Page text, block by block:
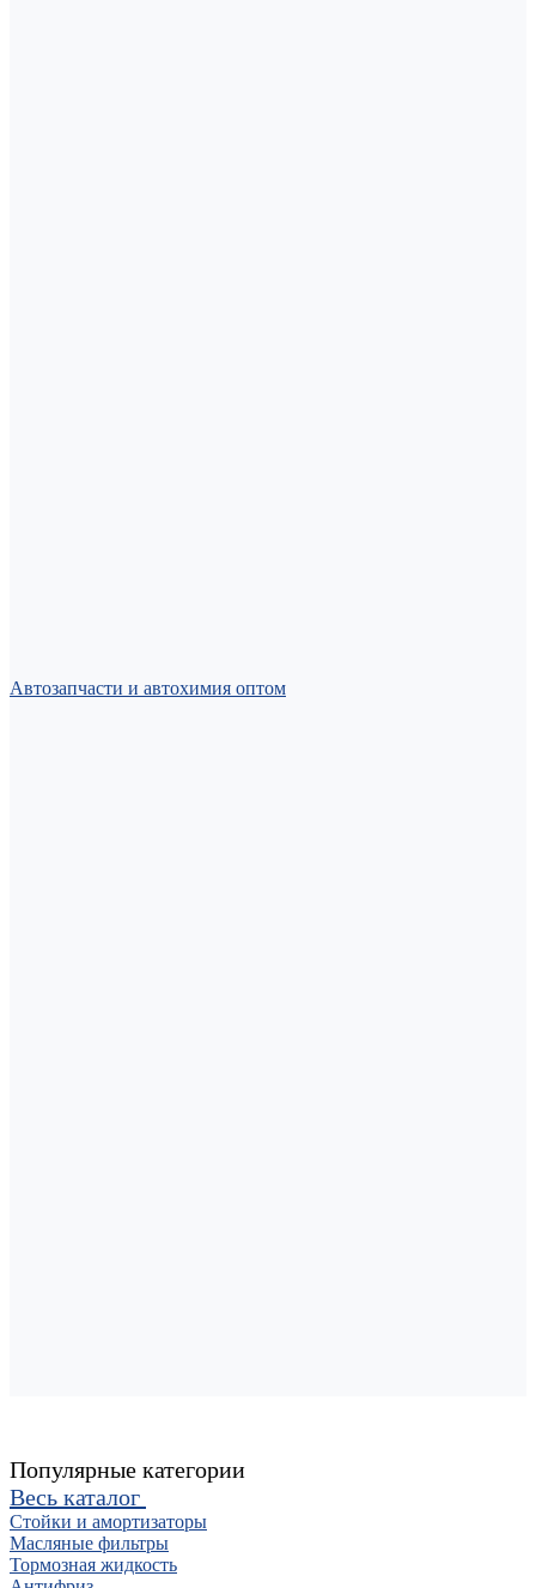
Автозапчасти и автохимия оптом
Популярные категории
Весь каталог
Стойки и амортизаторы
Масляные фильтры
Тормозная жидкость